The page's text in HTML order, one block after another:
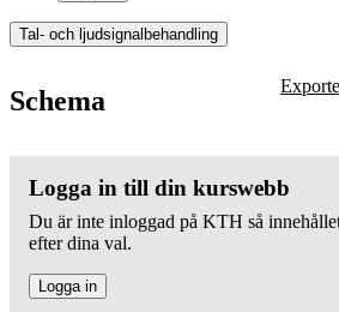
Tal- och ljudsignalbehandling
Schema
Logga in till din kurswebb
Du är inte inloggad på KTH så
efter dina val.
Logga in